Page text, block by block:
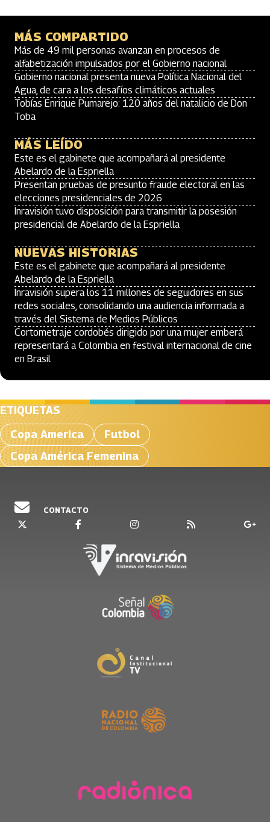
MÁS COMPARTIDO
Más de 49 mil personas avanzan en procesos de
alfabetización impulsados por el Gobierno nacional
Gobierno nacional presenta nueva Política Nacional del
Agua, de cara a los desafíos climáticos actuales
Tobías Enrique Pumarejo: 120 años del natalicio de Don
Toba
MÁS LEÍDO
Este es el gabinete que acompañará al presidente
Abelardo de la Espriella
Presentan pruebas de presunto fraude electoral en las
elecciones presidenciales de 2026
Inravisión tuvo disposición para transmitir la posesión
presidencial de Abelardo de la Espriella
NUEVAS HISTORIAS
Este es el gabinete que acompañará al presidente
Abelardo de la Espriella
Inravisión supera los 11 millones de seguidores en sus
redes sociales, consolidando una audiencia informada a
través del Sistema de Medios Públicos
Cortometraje cordobés dirigido por una mujer emberá
representará a Colombia en festival internacional de cine
en Brasil
ETIQUETAS
Copa America
Futbol
Copa América Femenina
CONTACTO